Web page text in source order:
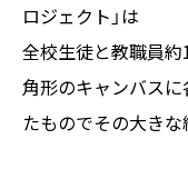
ロジェクト」は
全校生徒と教職員約
角形のキャンバス
たものでその大きな